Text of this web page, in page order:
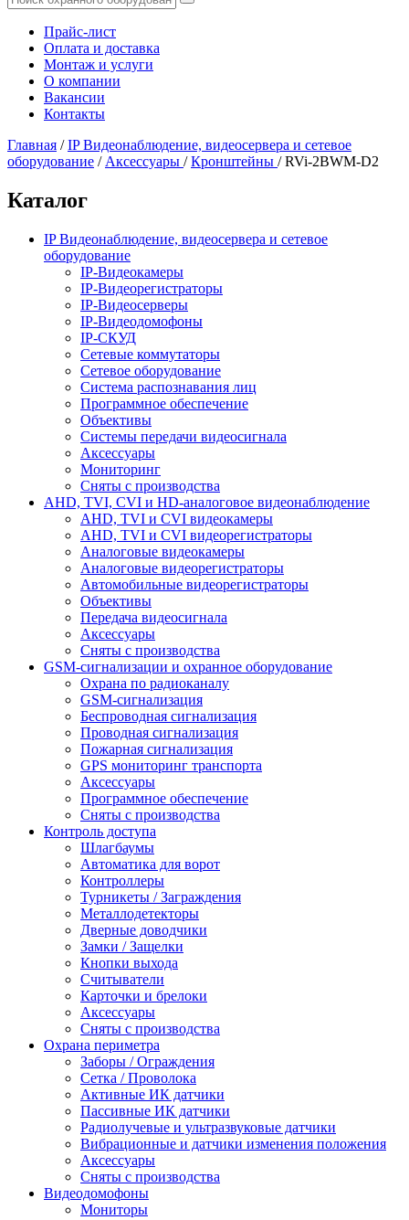
Прайс-лист
Оплата и доставка
Монтаж и услуги
О компании
Вакансии
Контакты
Главная /IP Видеонаблюдение, видеосервера и сетевое
оборудование / Аксессуары /Кронштейны /RVi-2BWM-D2
Каталог
IP Видеонаблюдение, видеосервера и сетевое
оборудование
IP-Видеокамеры
IP-Видеорегистраторы
IP-Видеосерверы
IP-Видеодомофоны
IP-СКУД
Сетевые коммутаторы
Сетевое оборудование
Система распознавания лиц
Программное обеспечение
Объективы
Системы передачи видеосигнала
Аксессуары
Мониторинг
Сняты с производства
AHD, TVI, CVI и HD-аналоговое видеонаблюдение
AHD, TVI и CVI видеокамеры
AHD, TVI и CVI видеорегистраторы
Аналоговые видеокамеры
Аналоговые видеорегистраторы
Автомобильные видеорегистраторы
Объективы
Передача видеосигнала
Аксессуары
Сняты с производства
GSM-сигнализации и охранное оборудование
Охрана по радиоканалу
GSM-сигнализация
Беспроводная сигнализация
Проводная сигнализация
Пожарная сигнализация
GPS мониторинг транспорта
Аксессуары
Программное обеспечение
Сняты с производства
Контроль доступа
Шлагбаумы
Автоматика для ворот
Контроллеры
Турникеты / Заграждения
Металлодетекторы
Дверные доводчики
Замки / Защелки
Кнопки выхода
Считыватели
Карточки и брелоки
Аксессуары
Сняты с производства
Охрана периметра
Заборы / Ограждения
Сетка / Проволока
Активные ИК датчики
Пассивные ИК датчики
Радиолучевые и ультразвуковые датчики
Вибрационные и датчики изменения положения
Аксессуары
Сняты с производства
Видеодомофоны
Мониторы